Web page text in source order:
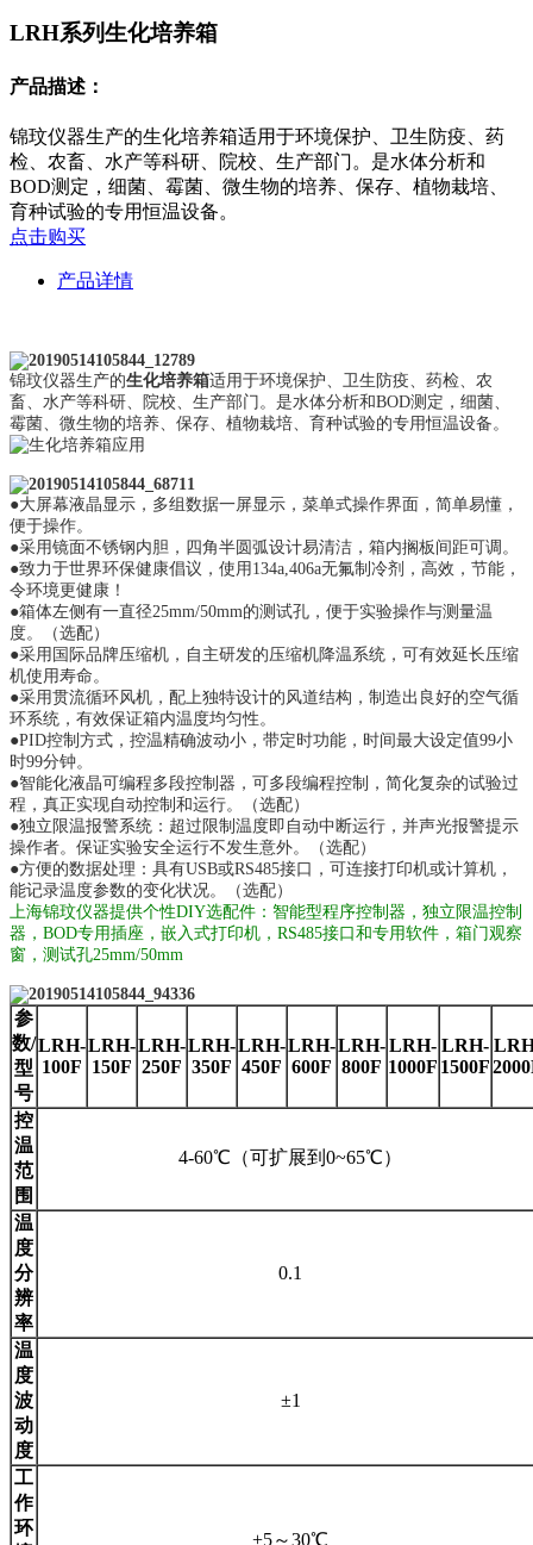
LRH系列生化培养箱
产品描述：
锦玟仪器生产的生化培养箱适用于环境保护、卫生防疫、药
检、农畜、水产等科研、院校、生产部门。是水体分析和
BOD测定，细菌、霉菌、微生物的培养、保存、植物栽培、
育种试验的专用恒温设备。
点击购买
产品详情
锦玟仪器生产的生化培养箱适用于环境保护、卫生防疫、药检、农
畜、水产等科研、院校、生产部门。是水体分析和BOD测定，细菌、
霉菌、微生物的培养、保存、植物栽培、育种试验的专用恒温设备。
●大屏幕液晶显示，多组数据一屏显示，菜单式操作界面，简单易懂，
便于操作。
●采用镜面不锈钢内胆，四角半圆弧设计易清洁，箱内搁板间距可调。
●致力于世界环保健康倡议，使用134a,406a无氟制冷剂，高效，节能，
令环境更健康！
●箱体左侧有一直径25mm/50mm的测试孔，便于实验操作与测量温
度。（选配）
●采用国际品牌压缩机，自主研发的压缩机降温系统，可有效延长压缩
机使用寿命。
●采用贯流循环风机，配上独特设计的风道结构，制造出良好的空气循
环系统，有效保证箱内温度均匀性。
●PID控制方式，控温精确波动小，带定时功能，时间最大设定值99小
时99分钟。
●智能化液晶可编程多段控制器，可多段编程控制，简化复杂的试验过
程，真正实现自动控制和运行。
（选配）
●独立限温报警系统：超过限制温度即自动中断运行，并声光报警提示
操作者。保证实验安全运行不发生意外。
（选配）
●方便的数据处理：具有USB或RS485接口，可连接打印机或计算机，
能记录温度参数的变化状况。（选配）
上海锦玟仪器提供个性DIY选配件：智能型程序控制器，独立限温控制
器，BOD专用插座，嵌入式打印机，RS485接口和专用软件，箱门观察
窗，测试孔25mm/50mm
参
数/
型
号
LRH-
100F
LRH-
150F
LRH-
250F
LRH-
350F
LRH-
450F
LRH-
600F
LRH-
800F
LRH-
1000F
LRH-
1500F
控
温
范
围
4-60℃（可扩展到0~65℃）
温
度
分
辨
率
0.1
温
度
波
动
度
±1
工
作
环
+5～30℃